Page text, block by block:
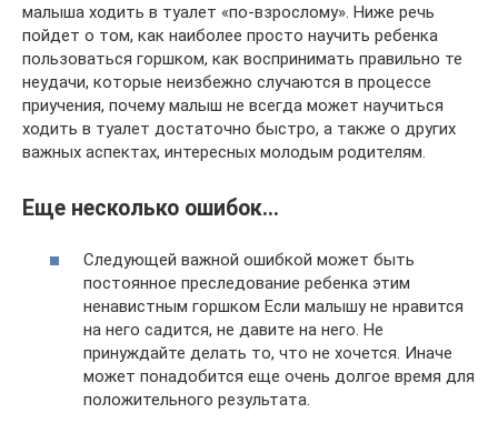
малыша ходить в туалет «по-взрослому». Ниже речь
пойдет о том, как наиболее просто научить ребенка
пользоваться горшком, как воспринимать правильно те
неудачи, которые неизбежно случаются в процессе
приучения, почему малыш не всегда может научиться
ходить в туалет достаточно быстро, а также о других
важных аспектах, интересных молодым родителям.
Еще несколько ошибок…
Следующей важной ошибкой может быть
постоянное преследование ребенка этим
ненавистным горшком Если малышу не нравится
на него садится, не давите на него. Не
принуждайте делать то, что не хочется. Иначе
может понадобится еще очень долгое время для
положительного результата.